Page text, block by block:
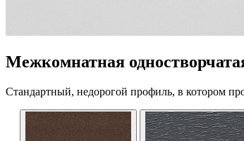
Межкомнатная
Стандартный, недорогой профиль, в котором